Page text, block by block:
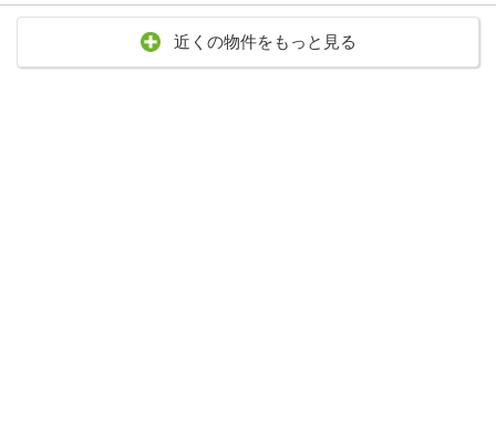
近くの物件をもっと見る